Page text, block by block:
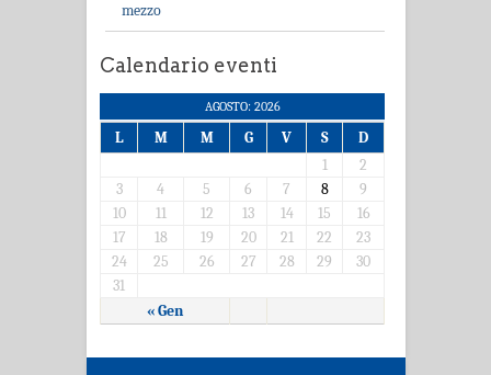
mezzo
Calendario eventi
AGOSTO: 2026
L M M G V S D
« Gen
1
2
3
4 5 6 7 8
9
10
11 12 13 14 15
16
17
18 19 20 21 22
23
24
25 26 27 28 29
30
31